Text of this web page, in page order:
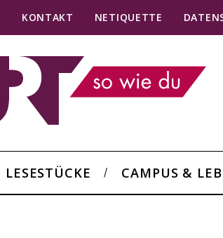
KONTAKT NETIQUETTE
LESESTÜCKE CAMPUS &